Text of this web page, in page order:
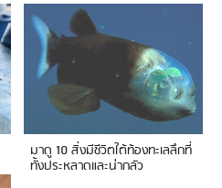
มาดู 10 สิ่งมีชีวิตใต้ท้องทะเลลึกที่
ทั้งประหลาดและน่ากลัว